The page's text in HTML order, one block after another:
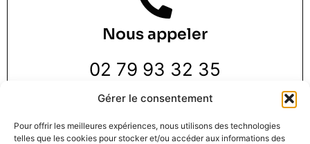
Gérer le consentement
Pour offrir les meilleures expériences, nous utilisons des technologies
telles que les cookies pour stocker et/ou accéder aux informations des
Nous appeler
02 79 93 32 35